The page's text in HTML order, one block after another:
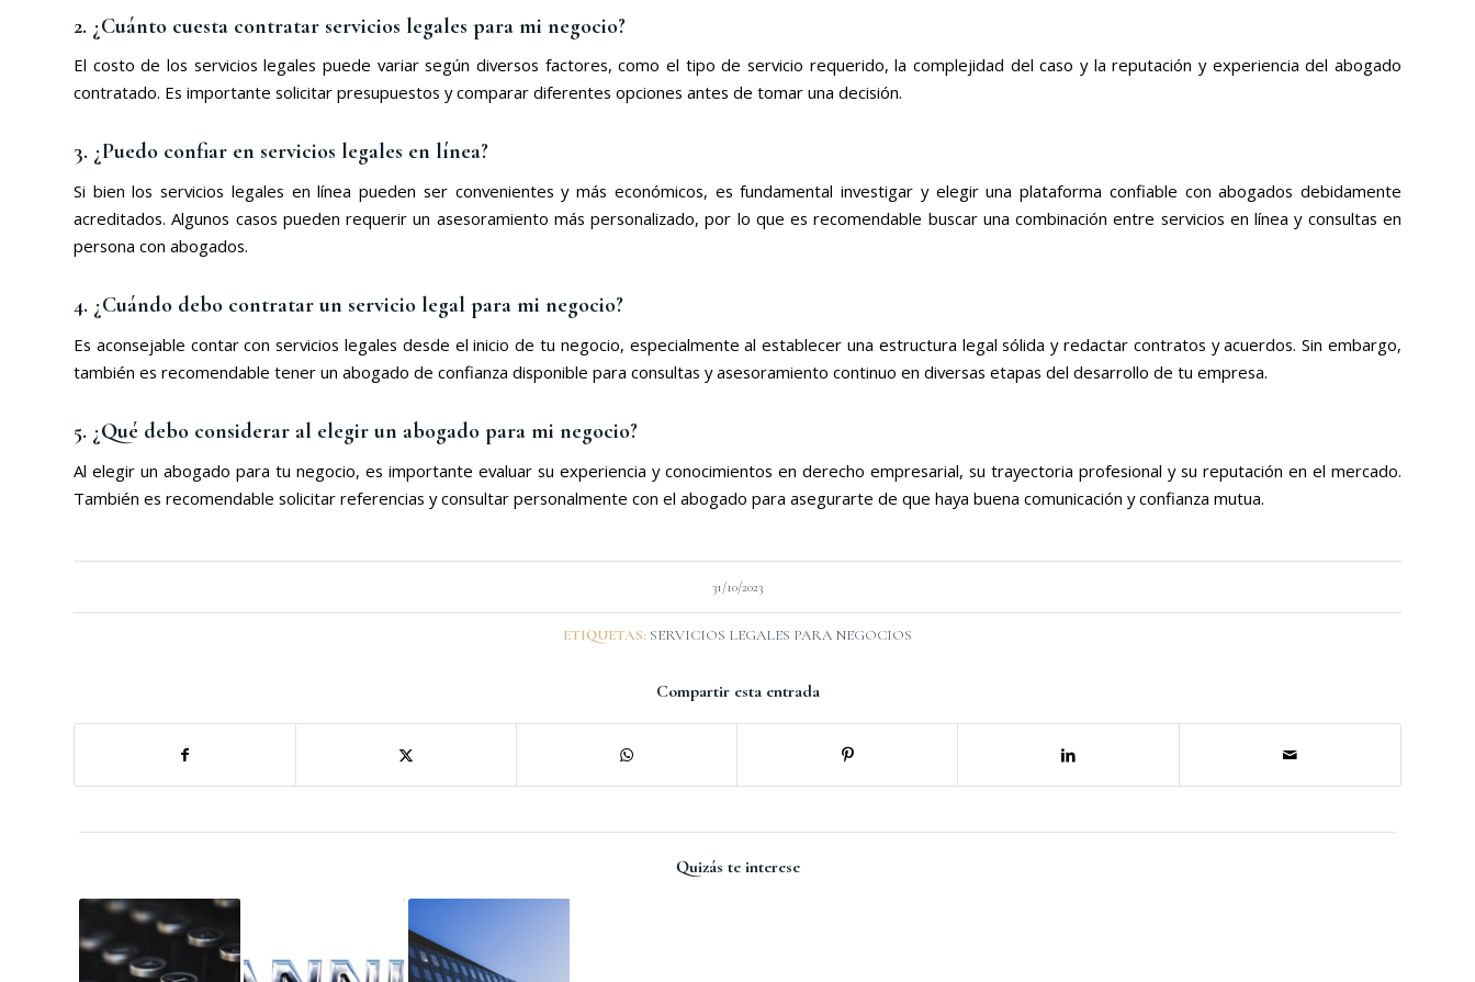
2. ¿Cuánto cuesta contratar servicios legales para mi negocio?
El costo de los servicios legales puede variar según diversos factores, como el tipo de servicio requerido, la complejidad del caso y la reputación y experiencia del abogado
contratado. Es importante solicitar presupuestos y comparar diferentes opciones antes de tomar una decisión.
3. ¿Puedo confiar en servicios legales en línea?
Si bien los servicios legales en línea pueden ser convenientes y más económicos, es fundamental investigar y elegir una plataforma confiable con abogados debidamente
acreditados. Algunos casos pueden requerir un asesoramiento más personalizado, por lo que es recomendable buscar una combinación entre servicios en línea y consultas en
persona con abogados.
4. ¿Cuándo debo contratar un servicio legal para mi negocio?
Es aconsejable contar con servicios legales desde el inicio de tu negocio, especialmente al establecer una estructura legal sólida y redactar contratos y acuerdos. Sin embargo,
también es recomendable tener un abogado de confianza disponible para consultas y asesoramiento continuo en diversas etapas del desarrollo de tu empresa.
5. ¿Qué debo considerar al elegir un abogado para mi negocio?
Al elegir un abogado para tu negocio, es importante evaluar su experiencia y conocimientos en derecho empresarial, su trayectoria profesional y su reputación en el mercado.
También es recomendable solicitar referencias y consultar personalmente con el abogado para asegurarte de que haya buena comunicación y confianza mutua.
31/10/2023
ETIQUETAS: SERVICIOS LEGALES PARA NEGOCIOS
Compartir esta entrada
Quizás te interese